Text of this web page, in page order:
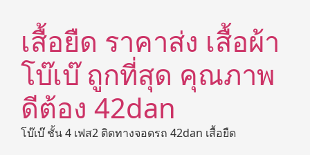
เสื้อยืด ราคาส่ง เสื้อผ้า
โบ๊เบ๊ ถูกที่สุด คุณภาพ
ดีต้อง 42dan
โบ๊เบ๊ ชั้น 4 เฟส2 ติดทางจอดรถ 42dan เสื้อยืด